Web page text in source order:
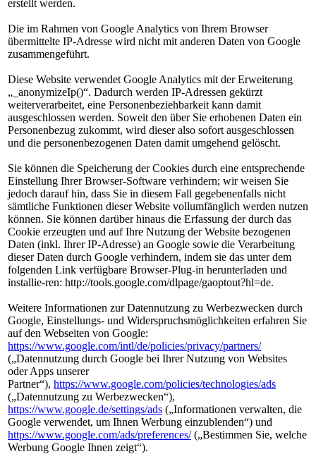
erstellt werden.
Die im Rahmen von Google Analytics von Ihrem Browser
übermittelte IP-Adresse wird nicht mit anderen Daten von Google
zusammengeführt.
Diese Website verwendet Google Analytics mit der Erweiterung
„_anonymizeIp()“. Dadurch werden IP-Adressen gekürzt
weiterverarbeitet, eine Personenbeziehbarkeit kann damit
ausgeschlossen werden. Soweit den über Sie erhobenen Daten ein
Personenbezug zukommt, wird dieser also sofort ausgeschlossen
und die personenbezogenen Daten damit umgehend gelöscht.
Sie können die Speicherung der Cookies durch eine entsprechende
Einstellung Ihrer Browser-Software verhindern; wir weisen Sie
jedoch darauf hin, dass Sie in diesem Fall gegebenenfalls nicht
sämtliche Funktionen dieser Website vollumfänglich werden nutzen
können. Sie können darüber hinaus die Erfassung der durch das
Cookie erzeugten und auf Ihre Nutzung der Website bezogenen
Daten (inkl. Ihrer IP-Adresse) an Google sowie die Verarbeitung
dieser Daten durch Google verhindern, indem sie das unter dem
folgenden Link verfügbare Browser-Plug-in herunterladen und
installie-ren: http://tools.google.com/dlpage/gaoptout?hl=de.
Weitere Informationen zur Datennutzung zu Werbezwecken durch
Google, Einstellungs- und Widerspruchsmöglichkeiten erfahren Sie
auf den Webseiten von Google:
https://www.google.com/intl/de/policies/privacy/partners/
(„Datennutzung durch Google bei Ihrer Nutzung von Websites
oder Apps unserer
Partner“), https://www.google.com/policies/technologies/ads
(„Datennutzung zu Werbezwecken“),
https://www.google.de/settings/ads („Informationen verwalten, die
Google verwendet, um Ihnen Werbung einzublenden“) und
https://www.google.com/ads/preferences/(„Bestimmen Sie, welche
Werbung Google Ihnen zeigt“).